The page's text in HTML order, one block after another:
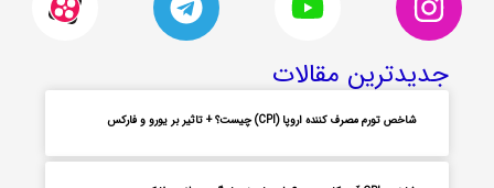
جدیدترین مقالات
شاخص تورم مصرف کننده اروپا (CPI) چیست؟ + تاثیر بر یورو و فارکس